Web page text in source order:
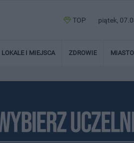
TOP piątek,
LOKALE I MIEJSCA ZDROWIE MIASTO